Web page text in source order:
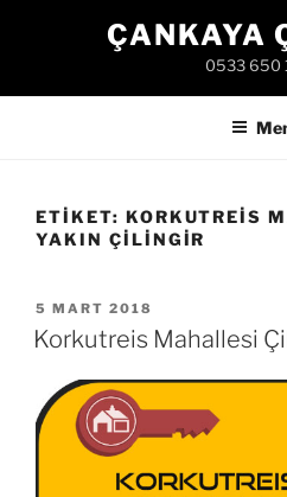
ÇANKAYA
0533 650
ETIKET: KORKUTREIS
YAKIN ÇILINGIR
YAYIM
TARIHI
5 MART 2018
Korkutreis Mahallesi